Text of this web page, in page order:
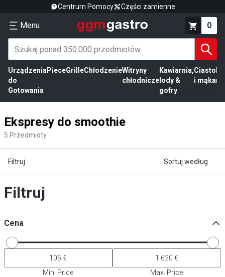
Centrum Pomocy Części zamienne
Menu 0
Urządzenia
do
Gotowania
PieceGrilleChłodzenieWitryny
chłodnicze
Kawiarnia,
lody &
gofry
Ciasto
i mąka
Ekspresy do smoothie
5 Przedmioty
Filtruj Sortuj według
Filtruj
Cena
Min. Price Max. Price